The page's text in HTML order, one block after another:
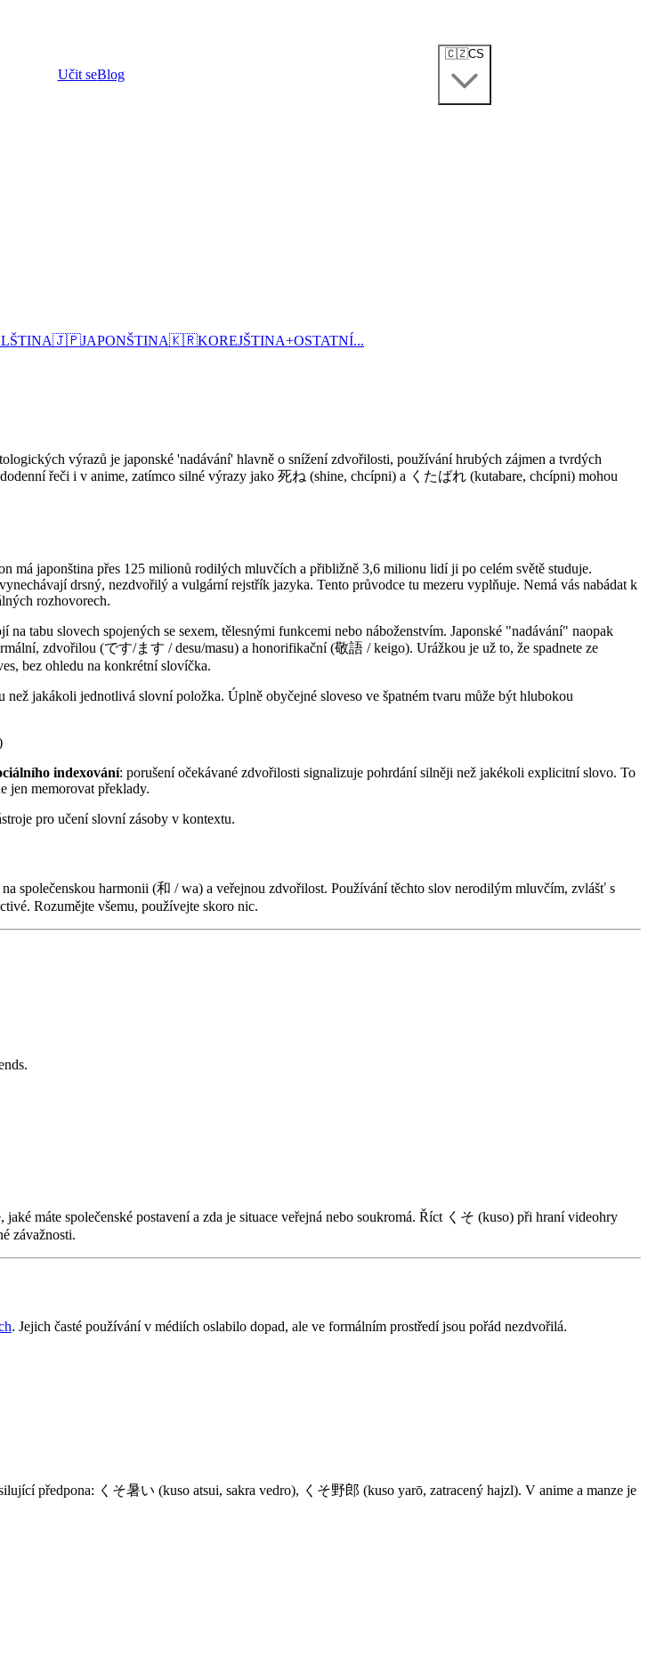
Učit seBlog
🇨🇿CS
🇯🇵JAPONŠTINA🇰🇷KOREJŠTINA+OSTATNÍ...
výrazů je japonské 'nadávání' hlavně o snížení zdvořilosti, používání hrubých zájmen a tvrdých
řeči i v anime, zatímco silné výrazy jako 死ね (shine, chcípni) a くたばれ (kutabare, chcípni) mohou
má japonština přes 125 milionů rodilých mluvčích a přibližně 3,6 milionu lidí ji po celém světě studuje.
drsný, nezdvořilý a vulgární rejstřík jazyka. Tento průvodce tu mezeru vyplňuje. Nemá vás nabádat k
rozhovorech.
tabu slovech spojených se sexem, tělesnými funkcemi nebo náboženstvím. Japonské "nadávání" naopak
zdvořilou (です/ます / desu/masu) a honorifikační (敬語 / keigo). Urážkou je už to, že spadnete ze
bez ohledu na konkrétní slovíčka.
jakákoli jednotlivá slovní položka. Úplně obyčejné sloveso ve špatném tvaru může být hlubokou
indexování: porušení očekávané zdvořilosti signalizuje pohrdání silněji než jakékoli explicitní slovo. To
jen memorovat překlady.
pro učení slovní zásoby v kontextu.
společenskou harmonii (和 / wa) a veřejnou zdvořilost. Používání těchto slov nerodilým mluvčím, zvlášť s
Rozumějte všemu, používejte skoro nic.
máte společenské postavení a zda je situace veřejná nebo soukromá. Říct くそ (kuso) při hraní videohry
závažnosti.
. Jejich časté používání v médiích oslabilo dopad, ale ve formálním prostředí jsou pořád nezdvořilá.
předpona: くそ暑い (kuso atsui, sakra vedro), くそ野郎 (kuso yarō, zatracený hajzl). V anime a manze je